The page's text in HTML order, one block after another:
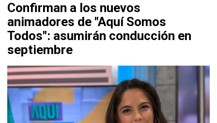
Confirman a los nuevos
animadores de "Aquí Somos
Todos": asumirán conducción en
septiembre